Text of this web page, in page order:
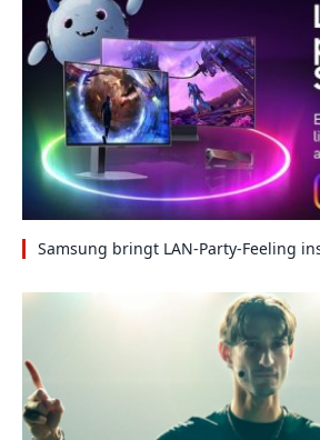
Samsung bringt LAN-Party-Feeling